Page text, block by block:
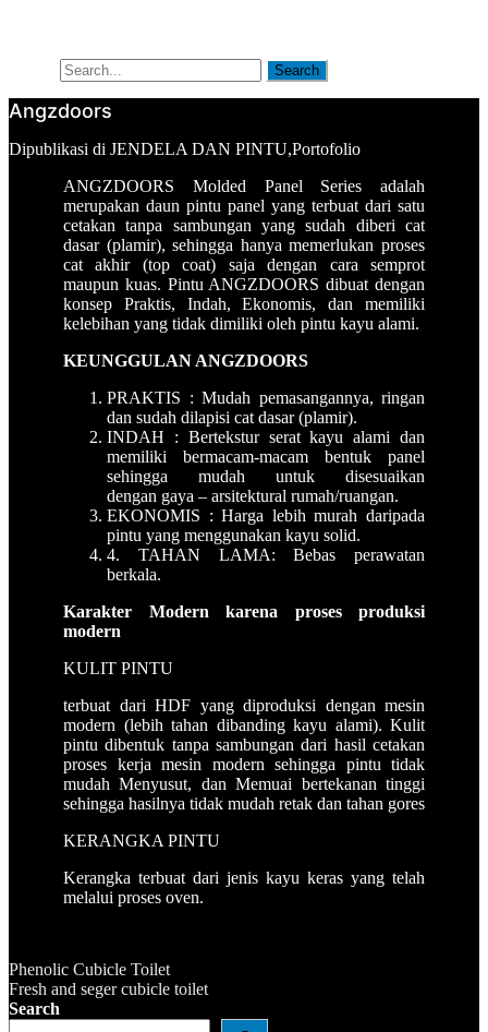
Search
Angzdoors
Oleh
Dipublikasi
Desember
Dipublikasi di JENDELA DAN PINTU,Portofolio
ANGZDOORS Molded Panel Series adalah
merupakan daun pintu panel yang terbuat dari satu
cetakan tanpa sambungan yang sudah diberi cat
dasar (plamir), sehingga hanya memerlukan proses
cat akhir (top coat) saja dengan cara semprot
maupun kuas. Pintu ANGZDOORS dibuat dengan
konsep Praktis, Indah, Ekonomis, dan memiliki
kelebihan yang tidak dimiliki oleh pintu kayu alami.
KEUNGGULAN ANGZDOORS
PRAKTIS : Mudah pemasangannya, ringan
dan sudah dilapisi cat dasar (plamir).
INDAH : Bertekstur serat kayu alami dan
memiliki bermacam-macam bentuk panel
sehingga mudah untuk disesuaikan
dengan gaya – arsitektural rumah/ruangan.
EKONOMIS : Harga lebih murah daripada
pintu yang menggunakan kayu solid.
4. TAHAN LAMA: Bebas perawatan
berkala.
Karakter Modern karena proses produksi
modern
KULIT PINTU
terbuat dari HDF yang diproduksi dengan mesin
modern (lebih tahan dibanding kayu alami). Kulit
pintu dibentuk tanpa sambungan dari hasil cetakan
proses kerja mesin modern sehingga pintu tidak
mudah Menyusut, dan Memuai bertekanan tinggi
sehingga hasilnya tidak mudah retak dan tahan gores
KERANGKA PINTU
Kerangka terbuat dari jenis kayu keras yang telah
melalui proses oven.
Navigasi
Phenolic Cubicle Toilet
Fresh and seger cubicle toilet
Search